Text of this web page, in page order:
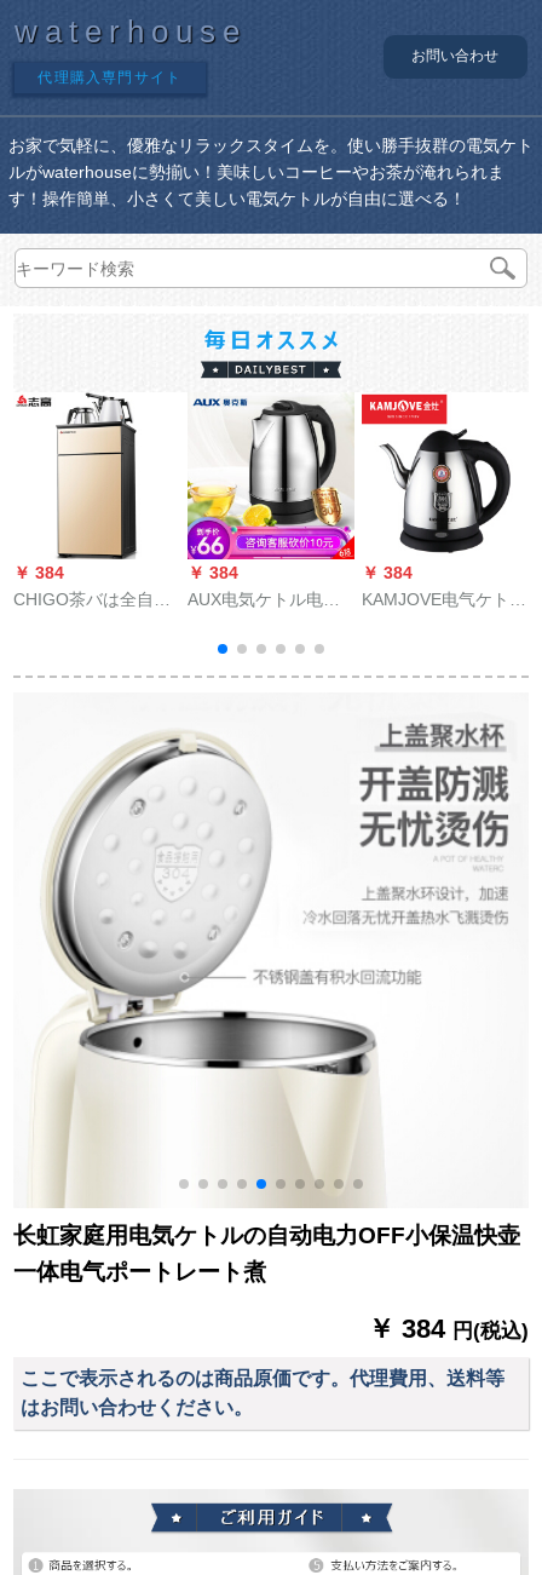
waterhouse
代理購入専門サイト
お問い合わせ
お家で気軽に、優雅なリラックスタイムを。使い勝手抜群の電気ケト
ルがwaterhouseに勢揃い！美味しいコーヒーやお茶が淹れられま
す！操作簡単、小さくて美しい電気ケトルが自由に選べる！
￥ 384
CHIGO茶バは全自動
す。家庭用省エフは
しポトの保養ポトの
保温スープ機はシー
パン色を免除しま
￥ 384
AUX电気ケトル电気
304ストリッツ2 L大
容量自动电力OFF
￥ 384
KAMJOVE电气ケトの
ポートレートのスー
长虹家庭用电気ケトルの自动电力OFF小保温快壶
一体电气ポートレート煮
￥ 384 円(税込)
ここで表示されるのは商品原価です。代理費用、送料等
はお問い合わせください。